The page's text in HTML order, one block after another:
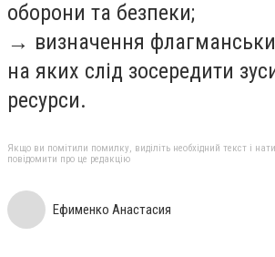
оборони та безпеки;
→ визначення
на яких слід зосередити
ресурси.
Якщо ви помітили помилку, виділіть необхідний текст і
повідомити про це редакцію
Ефименко Анастасия